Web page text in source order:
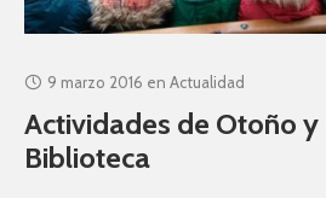
9 marzo 2016 en Actualidad
Actividades de Otoño
Biblioteca